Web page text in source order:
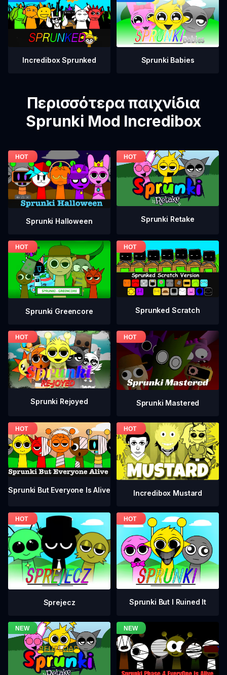
Incredibox Sprunked Sprunki Babies
Περισσότερα παιχνίδια
Sprunki Mod Incredibox
Sprunki Halloween Sprunki Retake
Sprunki Greencore Sprunked Scratch
Sprunki Rejoyed Sprunki Mastered
Sprunki But Everyone Is Alive Incredibox Mustard
Sprejecz Sprunki But I Ruined It